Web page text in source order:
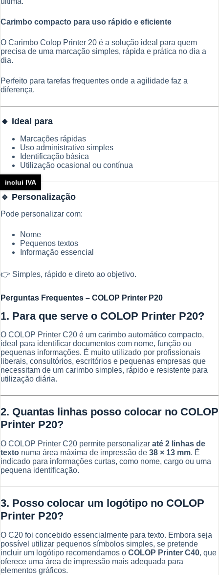
Carimbo compacto para uso rápido e eficiente
O Carimbo Colop Printer 20 é a solução ideal para quem
precisa de uma marcação simples, rápida e prática no dia a
dia.
Perfeito para tarefas frequentes onde a agilidade faz a
diferença.
🔹 Ideal para
Marcações rápidas
Uso administrativo simples
Identificação básica
Utilização ocasional ou contínua
🔹 Personalização
Pode personalizar com:
Nome
Pequenos textos
Informação essencial
👉 Simples, rápido e direto ao objetivo.
Perguntas Frequentes – COLOP Printer P20
1. Para que serve o COLOP Printer P20?
O COLOP Printer C20 é um carimbo automático compacto,
ideal para identificar documentos com nome, função ou
pequenas informações. É muito utilizado por profissionais
liberais, consultórios, escritórios e pequenas empresas que
necessitam de um carimbo simples, rápido e resistente para
utilização diária.
2. Quantas linhas posso colocar no COLOP
Printer P20?
O COLOP Printer C20 permite personalizar até 2 linhas de
texto numa área máxima de impressão de 38 × 13 mm. É
indicado para informações curtas, como nome, cargo ou uma
pequena identificação.
3. Posso colocar um logótipo no COLOP
Printer P20?
O C20 foi concebido essencialmente para texto. Embora seja
possível utilizar pequenos símbolos simples, se pretende
incluir um logótipo recomendamos o COLOP Printer C40, que
oferece uma área de impressão mais adequada para
elementos gráficos.
inclui IVA